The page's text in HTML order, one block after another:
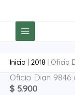
contenido
Inicio 2018 Oficio
Oficio Dian 9846
$ 5.900
Oficio
Dian